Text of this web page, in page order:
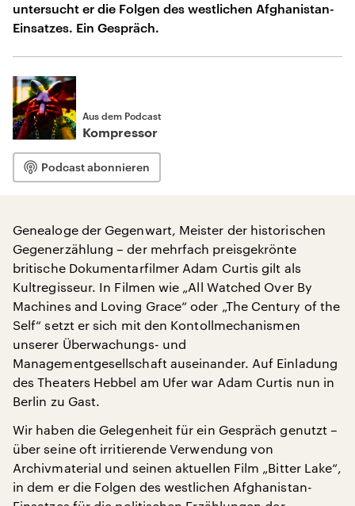
untersucht er die Folgen des westlichen Afghanistan-
Einsatzes. Ein Gespräch.
Aus dem Podcast
Kompressor
Podcast abonnieren
Genealoge der Gegenwart, Meister der historischen
Gegenerzählung – der mehrfach preisgekrönte
britische Dokumentarfilmer Adam Curtis gilt als
Kultregisseur. In Filmen wie „All Watched Over By
Machines and Loving Grace“ oder „The Century of the
Self“ setzt er sich mit den Kontollmechanismen
unserer Überwachungs- und
Managementgesellschaft auseinander. Auf Einladung
des Theaters Hebbel am Ufer war Adam Curtis nun in
Berlin zu Gast.
Wir haben die Gelegenheit für ein Gespräch genutzt –
über seine oft irritierende Verwendung von
Archivmaterial und seinen aktuellen Film „Bitter Lake“,
in dem er die Folgen des westlichen Afghanistan-